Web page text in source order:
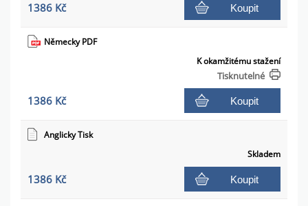
1386 Kč Koupit
Německy PDF
K okamžitému stažení
Tisknutelné
1386 Kč Koupit
Anglicky Tisk
Skladem
1386 Kč Koupit